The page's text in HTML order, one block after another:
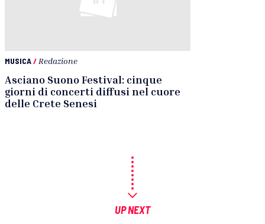
MUSICA/ Redazione
Asciano Suono Festival: cinque
giorni di concerti diffusi nel cuore
delle Crete Senesi
UP NEXT